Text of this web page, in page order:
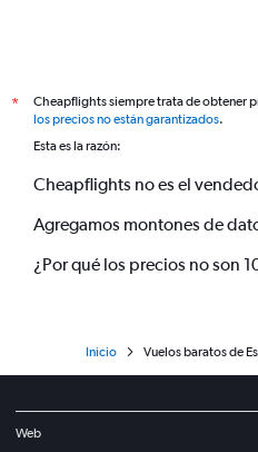
*
Cheapflights siempre trata de obtener
los precios no están garantizados.
Esta es la razón:
Cheapflights no es el
Agregamos montones de
¿Por qué los precios no son
Inicio Vuelos baratos de
Web